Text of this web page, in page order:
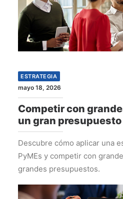
ESTRATEGIA
mayo 18, 2026
Competir con
un gran presupuesto
Descubre cómo aplicar una
PyMEs y competir con
grandes presupuestos.